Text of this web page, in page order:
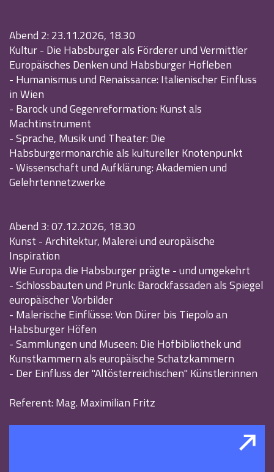
Abend 2: 23.11.2026, 18.30
Kultur - Die Habsburger als Förderer und Vermittler
Europäisches Denken und Habsburger Hofleben
- Humanismus und Renaissance: Italienischer Einfluss
in Wien
- Barock und Gegenreformation: Kunst als
Machtinstrument
- Sprache, Musik und Theater: Die
Habsburgermonarchie als kultureller Knotenpunkt
- Wissenschaft und Aufklärung: Akademien und
Gelehrtennetzwerke
Abend 3: 07.12.2026, 18.30
Kunst - Architektur, Malerei und europäische
Inspiration
Wie Europa die Habsburger prägte - und umgekehrt
- Schlossbauten und Prunk: Barockfassaden als Spiegel
europäischer Vorbilder
- Malerische Einflüsse: Von Dürer bis Tiepolo an
Habsburger Höfen
- Sammlungen und Museen: Die Hofbibliothek und
Kunstkammern als europäische Schatzkammern
- Der Einfluss der "Altösterreichischen" Künstler:innen
Referent: Mag. Maximilian Fritz